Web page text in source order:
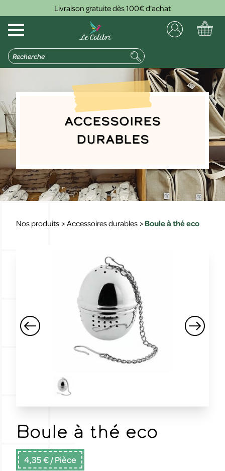
Livraison gratuite dès 100€ d'achat
Accessoires
durables
Nos produits > Accessoires durables > Boule à thé eco
Boule à thé eco
4,35 €/ Pièce